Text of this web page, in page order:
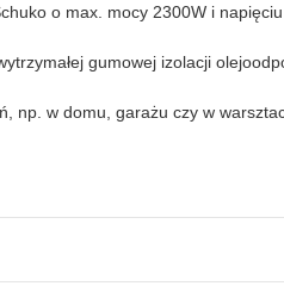
o max. mocy 2300W i
gumowej izolacji
np. w domu, garażu czy w